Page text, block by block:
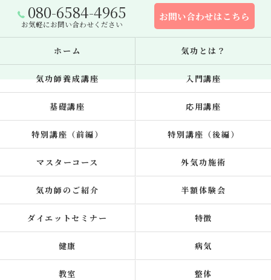
080-6584-4965
お気軽にお問い合わせください
お問い合わせはこちら
ホーム 気功とは？
気功師養成講座 入門講座
基礎講座 応用講座
特別講座（前編） 特別講座（後編）
マスターコース 外気功施術
気功師のご紹介 半額体験会
ダイエットセミナー 特徴
健康 病気
教室 整体